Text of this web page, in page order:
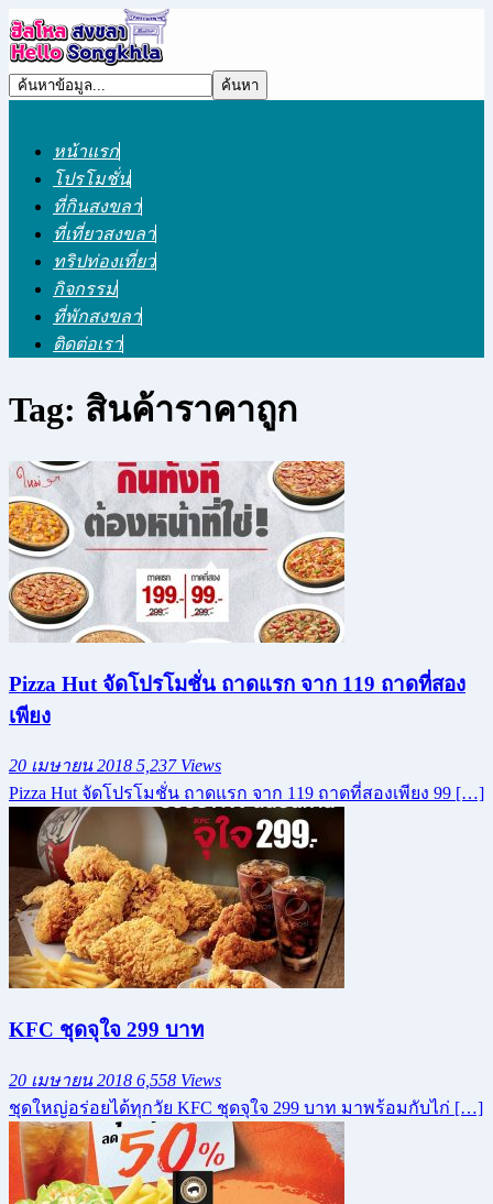
หน้าแรก
โปรโมชั่น
ที่กินสงขลา
ที่เที่ยวสงขลา
ทริปท่องเที่ยว
กิจกรรม
ที่พักสงขลา
ติดต่อเรา
Tag: สินค้าราคาถูก
Pizza Hut จัดโปรโมชั่น ถาดแรก จาก 119 ถาดที่สอง
เพียง
20 เมษายน 2018 5,237 Views
Pizza Hut จัดโปรโมชั่น ถาดแรก จาก 119 ถาดที่สองเพียง 99 […]
KFC ชุดจุใจ 299 บาท
20 เมษายน 2018 6,558 Views
ชุดใหญ่อร่อยได้ทุกวัย KFC ชุดจุใจ 299 บาท มาพร้อมกับไก่ […]